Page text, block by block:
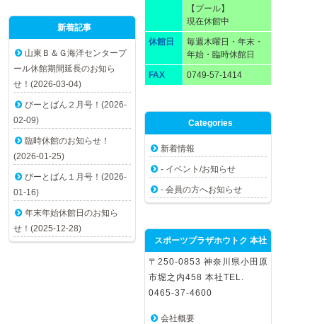
【プール】
現在休館中
休館日
毎週木曜日・年末・
年始・臨時休館日
FAX 0749-57-1414
新着記事
山東Ｂ＆Ｇ海洋センタープ
ール休館期間延長のお知ら
せ！(2026-03-04)
びーとばん２月号！(2026-
02-09)
臨時休館のお知らせ！
(2026-01-25)
びーとばん１月号！(2026-
01-16)
年末年始休館日のお知ら
せ！(2025-12-28)
Categories
新着情報
- イベント/お知らせ
- 会員の方へお知らせ
スポーツプラザホウトク 本社
〒250-0853 神奈川県小田原
市堀之内458 本社TEL.
0465-37-4600
会社概要